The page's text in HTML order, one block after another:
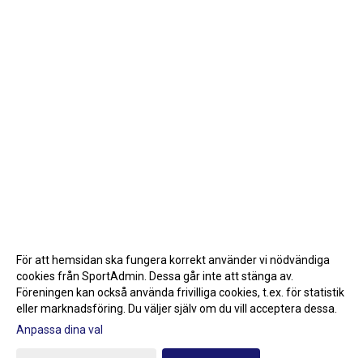
Gå till Webbversion
För att hemsidan ska fungera korrekt använder vi nödvändiga
cookies från SportAdmin. Dessa går inte att stänga av.
Föreningen kan också använda frivilliga cookies, t.ex. för statistik
eller marknadsföring. Du väljer själv om du vill acceptera dessa.
Anpassa dina val